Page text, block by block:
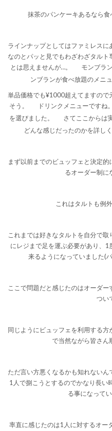
抹茶のパンケーキあるなら
ラインナップとしてはファミレス
なのとパッと見でもわざわざタル
とは思えませんが…。
モンブラ
ンブランが食べ放題のメニ
単品価格でも¥1000超えてますので
そう。
ドリンクメニューですね
を選びました。
さてここからは
どんな感じだったのかを詳し
まず以前までのビュッフェと決定
るオーダー制に
これはタルトも例
これまでは好きなタルトを自分で
にレジまで足を運ぶ必要があり、
来るようになっていました(
ここで問題だと感じたのはオーダ
つい
同じようにビュッフェを利用する
で当然ながら皆さん
ただ言い方悪くなるかも知れない
1人で捌こうとするのでかなり長い
る事になって
率直に感じたのは1人に対するオー